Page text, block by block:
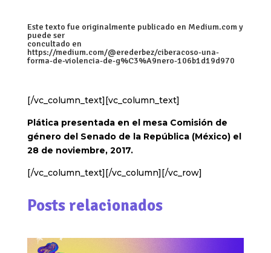
Este texto fue originalmente publicado en Medium.com y
puede ser
concultado en
https://medium.com/@erederbez/ciberacoso-una-
forma-de-violencia-de-g%C3%A9nero-106b1d19d970
[/vc_column_text][vc_column_text]
Plática presentada en el mesa Comisión de
género del Senado de la República (México) el
28 de noviembre, 2017.
[/vc_column_text][/vc_column][/vc_row]
Posts relacionados